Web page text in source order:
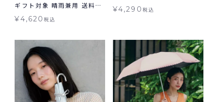
ギフト対象 晴雨兼用 送料無
料 Wpc.
¥4,620税込
傘 折りたたみ 晴雨兼用 ギフ
¥4,290 税込